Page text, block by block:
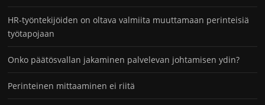
HR-työntekijöiden on oltava valmiita muuttamaan perinteisiä
työtapojaan
Onko päätösvallan jakaminen palvelevan johtamisen ydin?
Perinteinen mittaaminen ei riitä